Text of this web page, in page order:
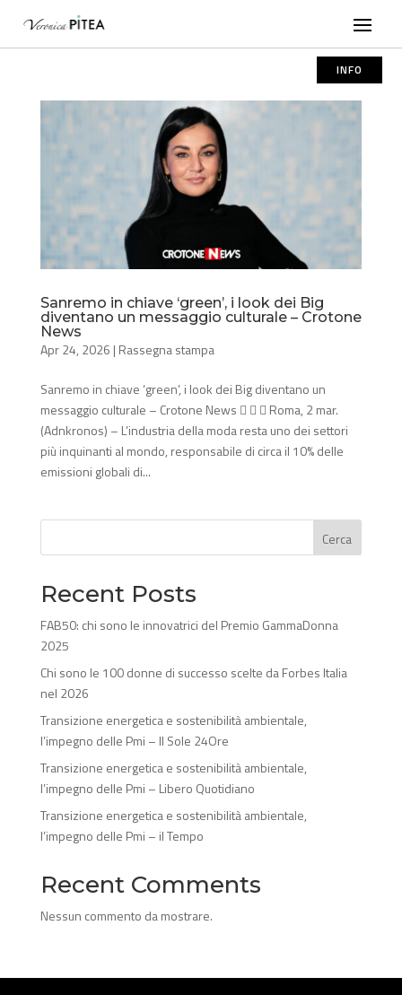
INFO
Sanremo in chiave ‘green’, i look dei Big
diventano un messaggio culturale – Crotone
News
Apr 24, 2026 | Rassegna stampa
Sanremo in chiave ‘green’, i look dei Big diventano un
messaggio culturale – Crotone News    Roma, 2 mar.
(Adnkronos) – L’industria della moda resta uno dei settori
più inquinanti al mondo, responsabile di circa il 10% delle
emissioni globali di...
Cerca
Recent Posts
FAB50: chi sono le innovatrici del Premio GammaDonna
2025
Chi sono le 100 donne di successo scelte da Forbes Italia
nel 2026
Transizione energetica e sostenibilità ambientale,
l’impegno delle Pmi – Il Sole 24Ore
Transizione energetica e sostenibilità ambientale,
l’impegno delle Pmi – Libero Quotidiano
Transizione energetica e sostenibilità ambientale,
l’impegno delle Pmi – il Tempo
Recent Comments
Nessun commento da mostrare.